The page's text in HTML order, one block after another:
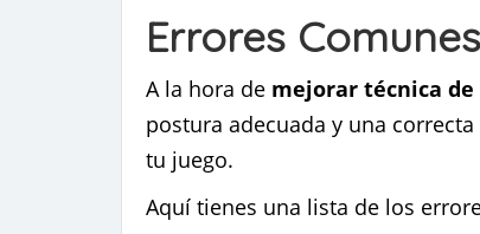
Errores
A la hora de mejorar técnica de
postura adecuada y una
tu juego.
Aquí tienes una lista de los